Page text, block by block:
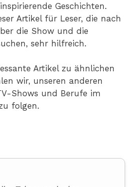
Geschichten.
Artikel für Leser, die nach
die Show und die
sehr hilfreich.
Artikel zu ähnlichen
wir, unseren anderen
Shows und Berufe im
folgen.